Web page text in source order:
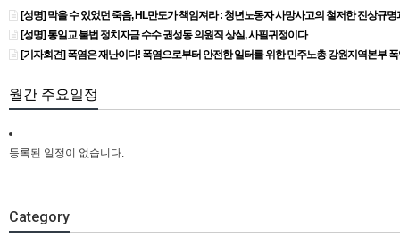
[성명] 막을 수 있었던 죽음, HL만도가 책임져라 : 청년노동자 사망사고의 철저한 진상규
[성명] 통일교 불법 정치자금 수수 권성동 의원직 상실, 사필귀정이다
[기자회견] 폭염은 재난이다! 폭염으로부터 안전한 일터를 위한 민주노총 강원지역본부
월간 주요일정
등록된 일정이 없습니다.
Category